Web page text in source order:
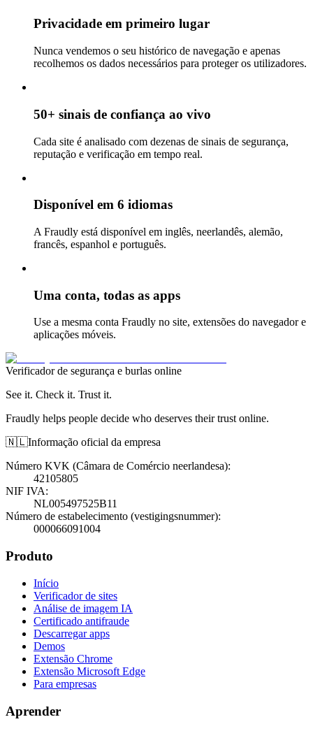
Privacidade em primeiro lugar
Nunca vendemos o seu histórico de navegação e apenas
recolhemos os dados necessários para proteger os utilizadores.
50+ sinais de confiança ao vivo
Cada site é analisado com dezenas de sinais de segurança,
reputação e verificação em tempo real.
Disponível em 6 idiomas
A Fraudly está disponível em inglês, neerlandês, alemão,
francês, espanhol e português.
Uma conta, todas as apps
Use a mesma conta Fraudly no site, extensões do navegador e
aplicações móveis.
Verificador de segurança e burlas online
See it. Check it. Trust it.
Fraudly helps people decide who deserves their trust online.
🇳🇱Informação oficial da empresa
Número KVK (Câmara de Comércio neerlandesa):
42105805
NIF IVA:
NL005497525B11
Número de estabelecimento (vestigingsnummer):
000066091004
Produto
Início
Verificador de sites
Análise de imagem IA
Certificado antifraude
Descarregar apps
Demos
Extensão Chrome
Extensão Microsoft Edge
Para empresas
Aprender